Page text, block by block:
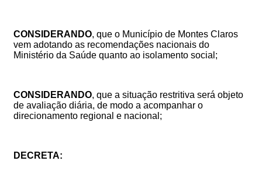
CONSIDERANDO, que o Município de Montes Claros
vem adotando as recomendações nacionais do
Ministério da Saúde quanto ao isolamento social;
CONSIDERANDO, que a situação restritiva será objeto
de avaliação diária, de modo a acompanhar o
direcionamento regional e nacional;
DECRETA: